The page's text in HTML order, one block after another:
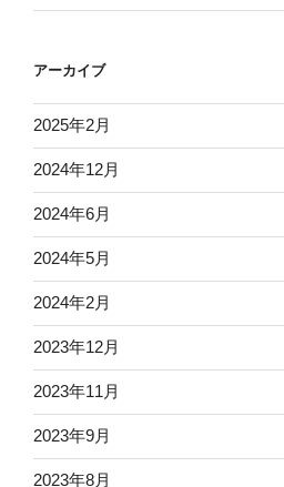
アーカイブ
2025年2月
2024年12月
2024年6月
2024年5月
2024年2月
2023年12月
2023年11月
2023年9月
2023年8月